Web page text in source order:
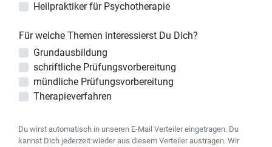
Heilpraktiker für Psychotherapie
Für welche Themen interessierst Du Dich?
Grundausbildung
schriftliche Prüfungsvorbereitung
mündliche Prüfungsvorbereitung
Therapieverfahren
Du wirst automatisch in unseren E-Mail Verteiler eingetragen. Du
kannst Dich jederzeit wieder aus diesem Verteiler austragen. Wir